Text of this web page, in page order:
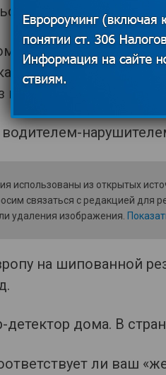
в путь, советуем:
что превышение
которая не
месяц-два после вояжа
использованы из открытых
связаться с редакцией для
удаления изображения.
на шипованной
детектор дома. В
ли ваш